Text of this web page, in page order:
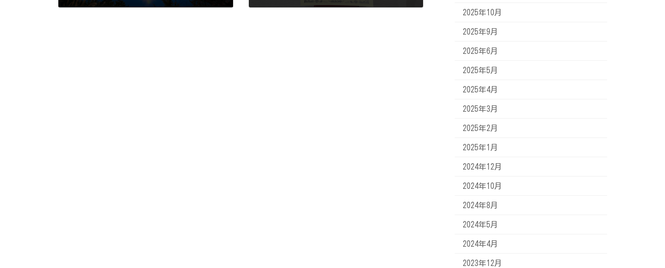
2025年10月
2025年9月
2025年6月
2025年5月
2025年4月
2025年3月
2025年2月
2025年1月
2024年12月
2024年10月
2024年8月
2024年5月
2024年4月
2023年12月